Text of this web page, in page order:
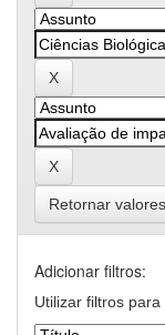
Retornar valores
Adicionar filtros:
Utilizar filtros